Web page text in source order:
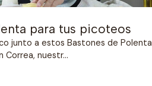
para tus picoteos
junto a estos Bastones de Polenta
Correa, nuestr...